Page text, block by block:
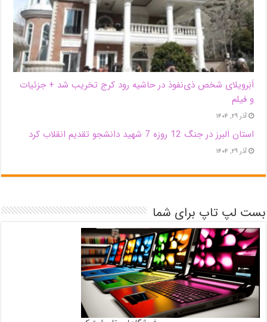
اَبَر‌ویلای شخص ذی‌نفوذ در حاشیه‌ رود کرج تخریب شد + جزئیات
و فیلم
آذر ۲۹, ۱۴۰۴
استان البرز در جنگ 12 روزه 7 شهید دانشجو تقدیم انقلاب کرد
آذر ۲۹, ۱۴۰۴
بست لپ تاپ برای شما